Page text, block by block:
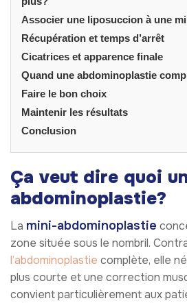
Associer une liposuccion à une
Récupération et temps d’arrêt
Cicatrices et apparence finale
Quand une abdominoplastie
Faire le bon choix
Maintenir les résultats
Conclusion
Ça veut dire quoi
abdominoplastie?
La mini-abdominoplastie
zone située sous le nombril.
l’abdominoplastie complète, elle
plus courte et une correction
convient particulièrement aux